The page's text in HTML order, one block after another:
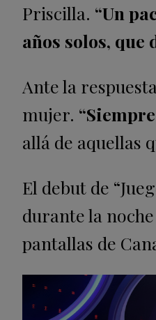
Priscilla. “Un
años solos, que
Ante la
mujer.
allá de aquellas
El debut de
durante la
pantallas de